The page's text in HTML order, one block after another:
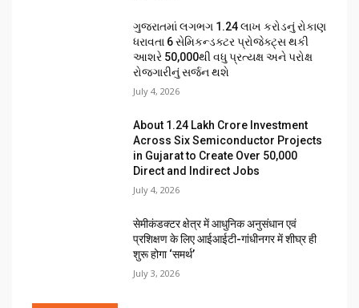
ગુજરાતમાં લગભગ ₹1.24 લાખ કરોડનું રોકાણ
ધરાવતા 6 સેમિકન્ડક્ટર પ્રોજેક્ટ્સ થકી
આશરે 50,000થી વધુ પ્રત્યક્ષ અને પરોક્ષ
રોજગારીનું સર્જન થશે
July 4, 2026
About ₹1.24 Lakh Crore Investment
Across Six Semiconductor Projects
in Gujarat to Create Over 50,000
Direct and Indirect Jobs
July 4, 2026
सेमीकंडक्टर क्षेत्र में आधुनिक अनुसंधान एवं
प्रशिक्षण के लिए आईआईटी-गांधीनगर में शीघ्र ही
शुरू होगा ‘समर्थ’
July 3, 2026